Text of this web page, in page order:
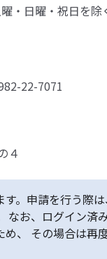
・日曜・祝日を除
22-7071
４
。申請を行う際
なお、ログイン済
、 その場合は再